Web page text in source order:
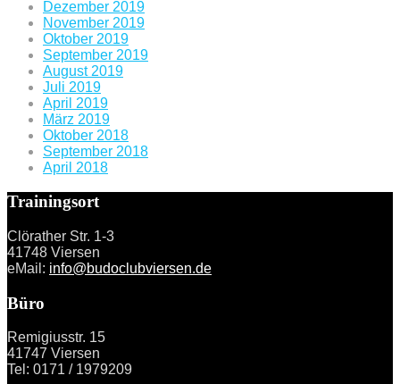
Dezember 2019
November 2019
Oktober 2019
September 2019
August 2019
Juli 2019
April 2019
März 2019
Oktober 2018
September 2018
April 2018
Trainingsort
Clörather Str. 1-3
41748 Viersen
eMail: info@budoclubviersen.de
Büro
Remigiusstr. 15
41747 Viersen
Tel: 0171 / 1979209